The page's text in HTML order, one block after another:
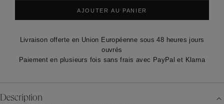
AJOUTER AU PANIER
Livraison offerte en Union Européenne sous 48 heures jours
ouvrés
Paiement en plusieurs fois sans frais avec PayPal et Klarna
Description